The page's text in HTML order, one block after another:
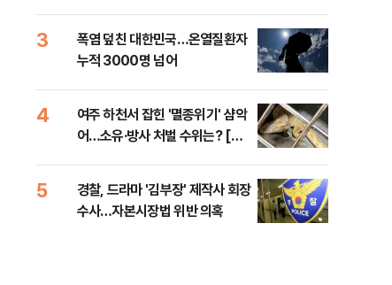
3
폭염 덮친 대한민국…온열질환자
누적 3000명 넘어
4
여주 하천서 잡힌 '멸종위기' 샴악
어…소유·방사 처벌 수위는? [법
5
경찰, 드라마 '김부장' 제작사 회장
수사…자본시장법 위반 의혹